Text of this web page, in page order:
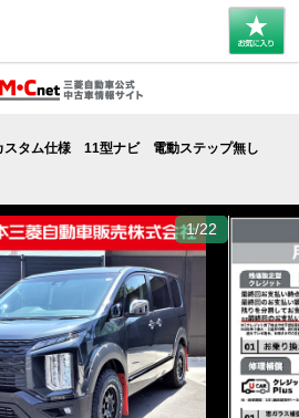
スタム仕様 11型ナビ 電動ステップ無し
1/22